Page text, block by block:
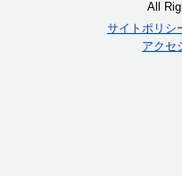
All
サイトポリシ
アクセ